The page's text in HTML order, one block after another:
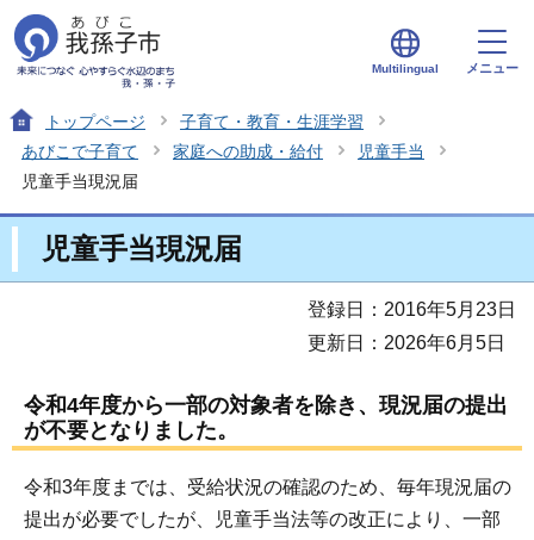
Multilingual メニュー
トップページ
子育て・教育・生涯学習
あびこで子育て
家庭への助成・給付
児童手当
児童手当現況届
児童手当現況届
登録日：2016年5月23日
更新日：2026年6月5日
令和4年度から一部の対象者を除き、現況届の提出
が不要となりました。
令和3年度までは、受給状況の確認のため、毎年現況届の
提出が必要でしたが、児童手当法等の改正により、一部